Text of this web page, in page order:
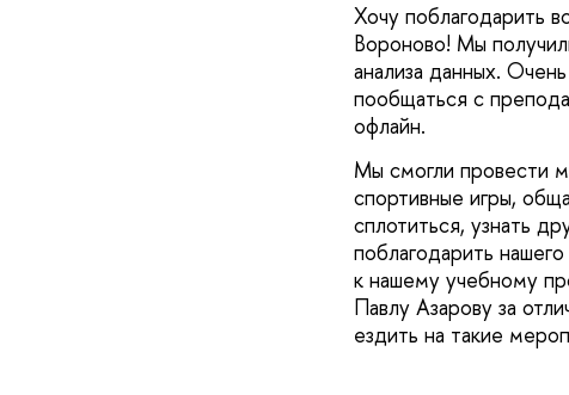
Хочу поблагодарить
Вороново! Мы
анализа данных.
пообщаться с
офлайн.
Мы смогли провести
спортивные игры,
сплотиться, узнать
поблагодарить
к нашему учебному
Павлу Азарову за
ездить на такие